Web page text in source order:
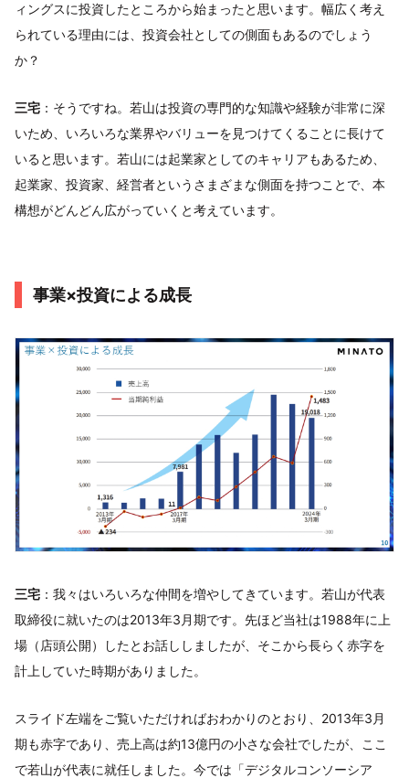
ィングスに投資したところから始まったと思います。幅広く考え
られている理由には、投資会社としての側面もあるのでしょう
か？
三宅 ：そうですね。若山は投資の専門的な知識や経験が非常に深
いため、いろいろな業界やバリューを見つけてくることに長けて
いると思います。若山には起業家としてのキャリアもあるため、
起業家、投資家、経営者というさまざまな側面を持つことで、本
構想がどんどん広がっていくと考えています。
事業×投資による成長
三宅 ：我々はいろいろな仲間を増やしてきています。若山が代表
取締役に就いたのは2013年3月期です。先ほど当社は1988年に上
場（店頭公開）したとお話ししましたが、そこから長らく赤字を
計上していた時期がありました。
スライド左端をご覧いただければおわかりのとおり、2013年3月
期も赤字であり、売上高は約13億円の小さな会社でしたが、ここ
で若山が代表に就任しました。今では「デジタルコンソーシア